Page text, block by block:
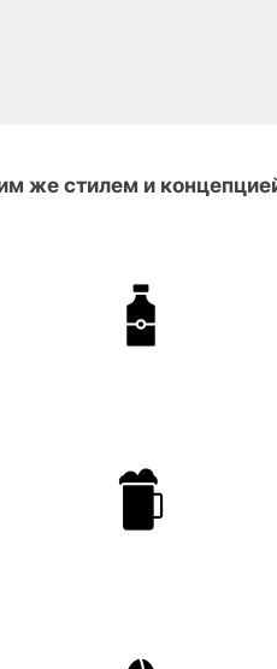
же стилем и